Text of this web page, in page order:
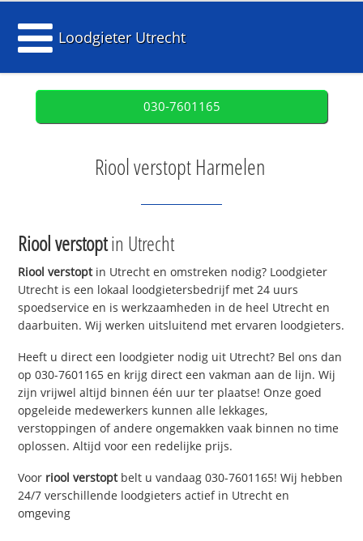
Loodgieter Utrecht
030-7601165
Riool verstopt Harmelen
Riool verstoptin Utrecht
Riool verstoptin Utrecht en omstreken nodig? Loodgieter
Utrecht is een lokaal loodgietersbedrijf met 24 uurs
spoedservice en is werkzaamheden in de heel Utrecht en
daarbuiten. Wij werken uitsluitend met ervaren loodgieters.
Heeft u direct een loodgieter nodig uit Utrecht? Bel ons dan
op 030-7601165 en krijg direct een vakman aan de lijn. Wij
zijn vrijwel altijd binnen één uur ter plaatse! Onze goed
opgeleide medewerkers kunnen alle lekkages,
verstoppingen of andere ongemakken vaak binnen no time
oplossen. Altijd voor een redelijke prijs.
Voor riool verstoptbelt u vandaag 030-7601165! Wij hebben
24/7 verschillende loodgieters actief in Utrecht en
omgeving